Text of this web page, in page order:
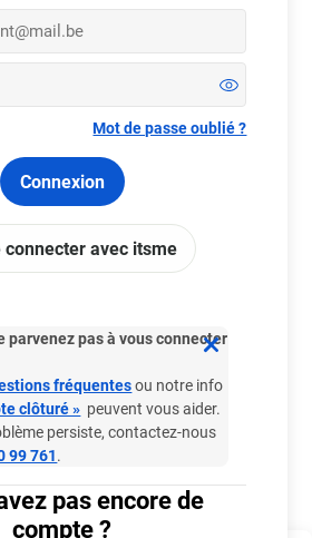
Mot de passe oublié ?
Connexion
connecter avec itsme
parvenez pas à vous connecter
fréquentesou notre info
clôturé » peuvent vous aider.
persiste, contactez-nous
99 761.
pas encore de
compte ?